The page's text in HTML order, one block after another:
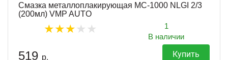
Смазка металлоплакирующая МС-1000 NLGI 2/3
(200мл) VMP AUTO
1
В наличии
519 р. Купить